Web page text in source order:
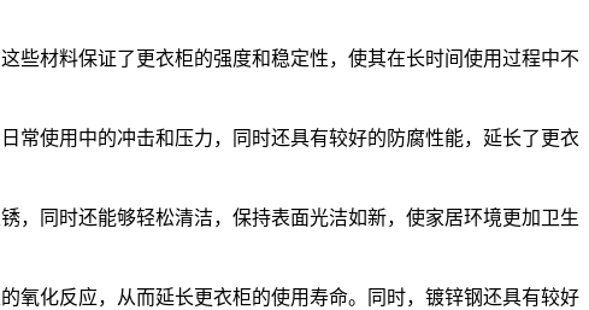
材料保证了更衣柜的强度和稳定性，使其在长时间使用过程中不
使用中的冲击和压力，同时还具有较好的防腐性能，延长了更衣
同时还能够轻松清洁，保持表面光洁如新，使家居环境更加卫生
化反应，从而延长更衣柜的使用寿命。同时，镀锌钢还具有较好